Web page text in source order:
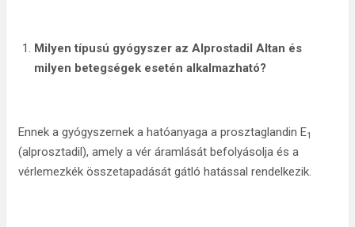
Milyen típusú gyógyszer az Alprostadil Altan és
milyen betegségek esetén alkalmazható?
Ennek a gyógyszernek a hatóanyaga a prosztaglandin E1
(alprosztadil), amely a vér áramlását befolyásolja és a
vérlemezkék összetapadását gátló hatással rendelkezik.